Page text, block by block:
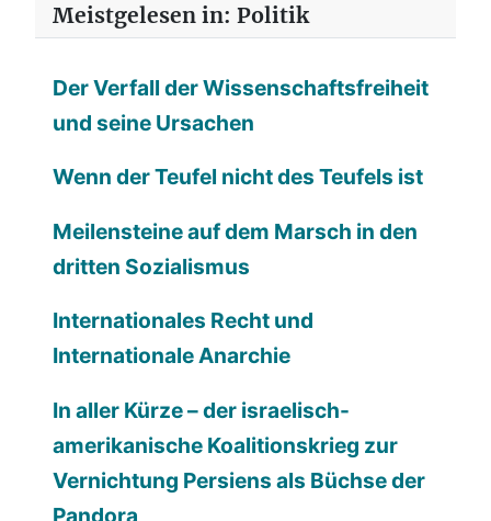
Meistgelesen in: Politik
Der Verfall der Wissenschaftsfreiheit
und seine Ursachen
Wenn der Teufel nicht des Teufels ist
Meilensteine auf dem Marsch in den
dritten Sozialismus
Internationales Recht und
Internationale Anarchie
In aller Kürze – der israelisch-
amerikanische Koalitionskrieg zur
Vernichtung Persiens als Büchse der
Pandora